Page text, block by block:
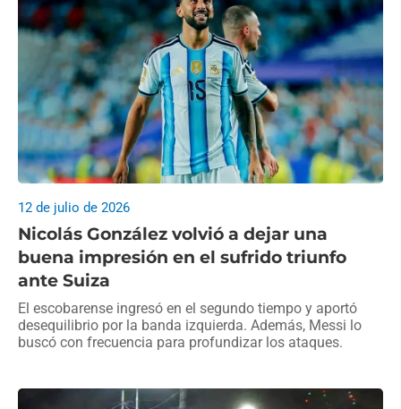
Nicolás González volvió a dejar una
buena impresión en el sufrido triunfo
ante Suiza
12 de julio de 2026
El escobarense ingresó en el segundo tiempo y aportó
desequilibrio por la banda izquierda. Además, Messi lo
buscó con frecuencia para profundizar los ataques.